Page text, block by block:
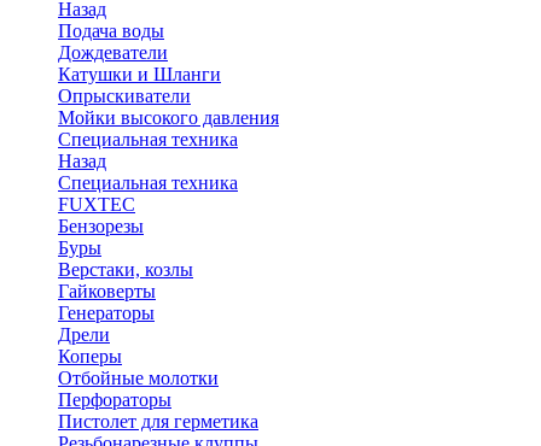
Назад
Подача воды
Дождеватели
Катушки и Шланги
Опрыскиватели
Мойки высокого давления
Специальная техника
Назад
Специальная техника
FUXTEC
Бензорезы
Буры
Верстаки, козлы
Гайковерты
Генераторы
Дрели
Коперы
Отбойные молотки
Перфораторы
Пистолет для герметика